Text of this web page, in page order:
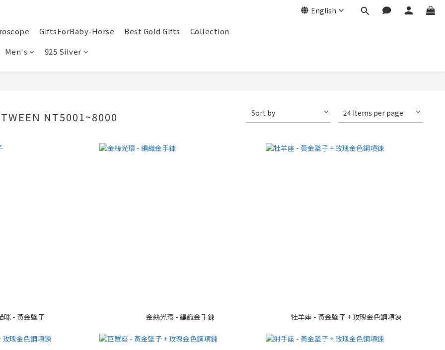
English
GiftsForBaby-Horse Best Gold Gifts
Collection
Men's
925 Silver
NT5001~8000 Sort by 24 Items per page
咪 - 黃金墜子 金絲光環 - 編織金手鍊 牡羊座 - 黃金墜子 + 玫瑰金色鋼項鍊